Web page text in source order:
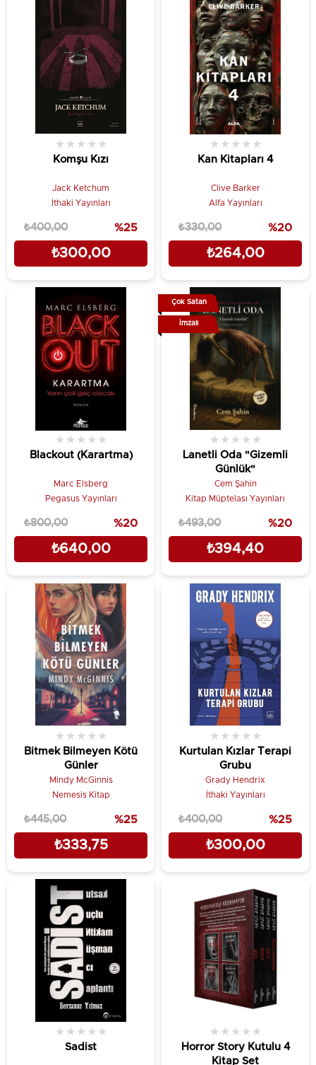
Komşu Kızı
★ ★ ★ ★ ★
Jack Ketchum
İthaki Yayınları
₺300,00
₺400,00 %25
Kan Kitapları 4
★ ★ ★ ★ ★
Clive Barker
Alfa Yayınları
₺264,00
₺330,00 %20
Blackout (Karartma)
★ ★ ★ ★ ★
Marc Elsberg
Pegasus Yayınları
₺640,00
₺800,00 %20
Lanetli Oda "Gizemli
Günlük"
★ ★ ★ ★ ★
Cem Şahin
Kitap Müptelası Yayınları
₺394,40
₺493,00 %20
Çok Satan
İmzalı
Bitmek Bilmeyen Kötü
Günler
★ ★ ★ ★ ★
Mindy McGinnis
Nemesis Kitap
₺333,75
₺445,00 %25
Kurtulan Kızlar Terapi
Grubu
★ ★ ★ ★ ★
Grady Hendrix
İthaki Yayınları
₺300,00
₺400,00 %25
Sadist
★ ★ ★ ★ ★
Horror Story Kutulu 4
Kitap Set
★ ★ ★ ★ ★